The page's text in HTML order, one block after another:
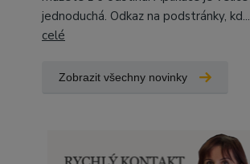
jednoduchá. Odkaz na podstránky, kd...
celé
Zobrazit všechny novinky